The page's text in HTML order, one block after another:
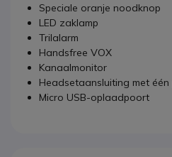
Speciale oranje noodknop
LED zaklamp
Trilalarm
Handsfree VOX
Kanaalmonitor
Headsetaansluiting met één
Micro USB-oplaadpoort